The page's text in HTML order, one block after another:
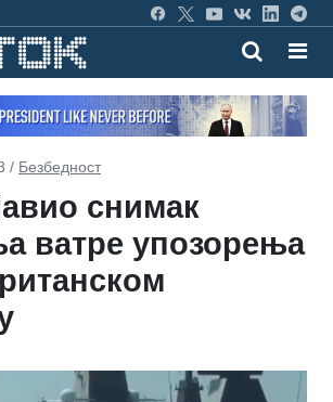
/ Безбедност
снимак
ватре упозорења